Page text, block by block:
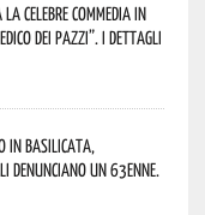
celebre commedia in
dei pazzi”. I dettagli
in Basilicata,
un 63enne.